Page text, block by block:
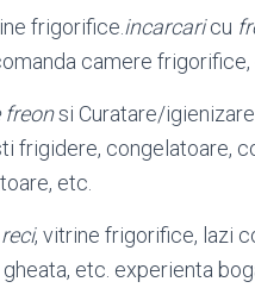
frigorifice. incarcaricu
camere frigorifice,
freonsi Curatare/
frigidere, congelatoare,
etc.
, vitrine frigorifice, lazi
etc. experienta